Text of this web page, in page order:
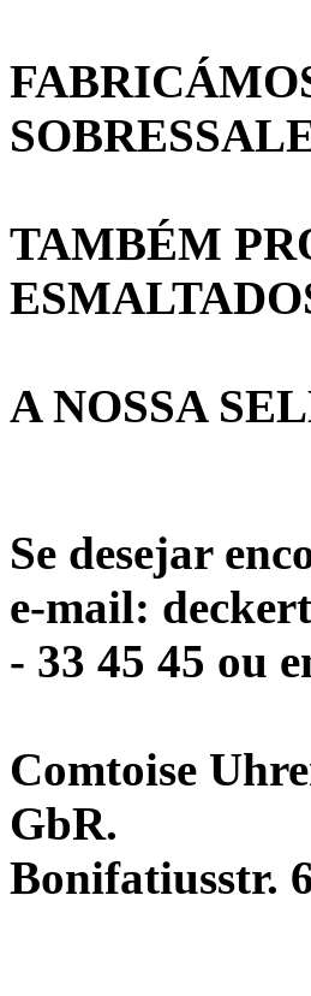
TAMBÉM
A NOSSA
Se desejar
e-mail:
- 33 45 45 ou
Comtoise
GbR.
Bonifatiusstr.